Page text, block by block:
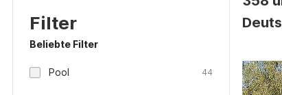
Filter
Beliebte Filter
Pool 44